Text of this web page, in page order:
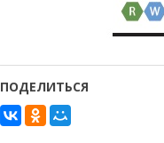
ПОДЕЛИТЬСЯ